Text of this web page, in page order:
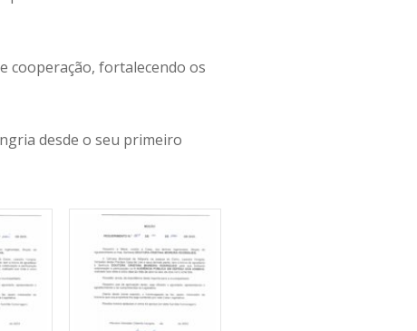
cooperação, fortalecendo os
desde o seu primeiro